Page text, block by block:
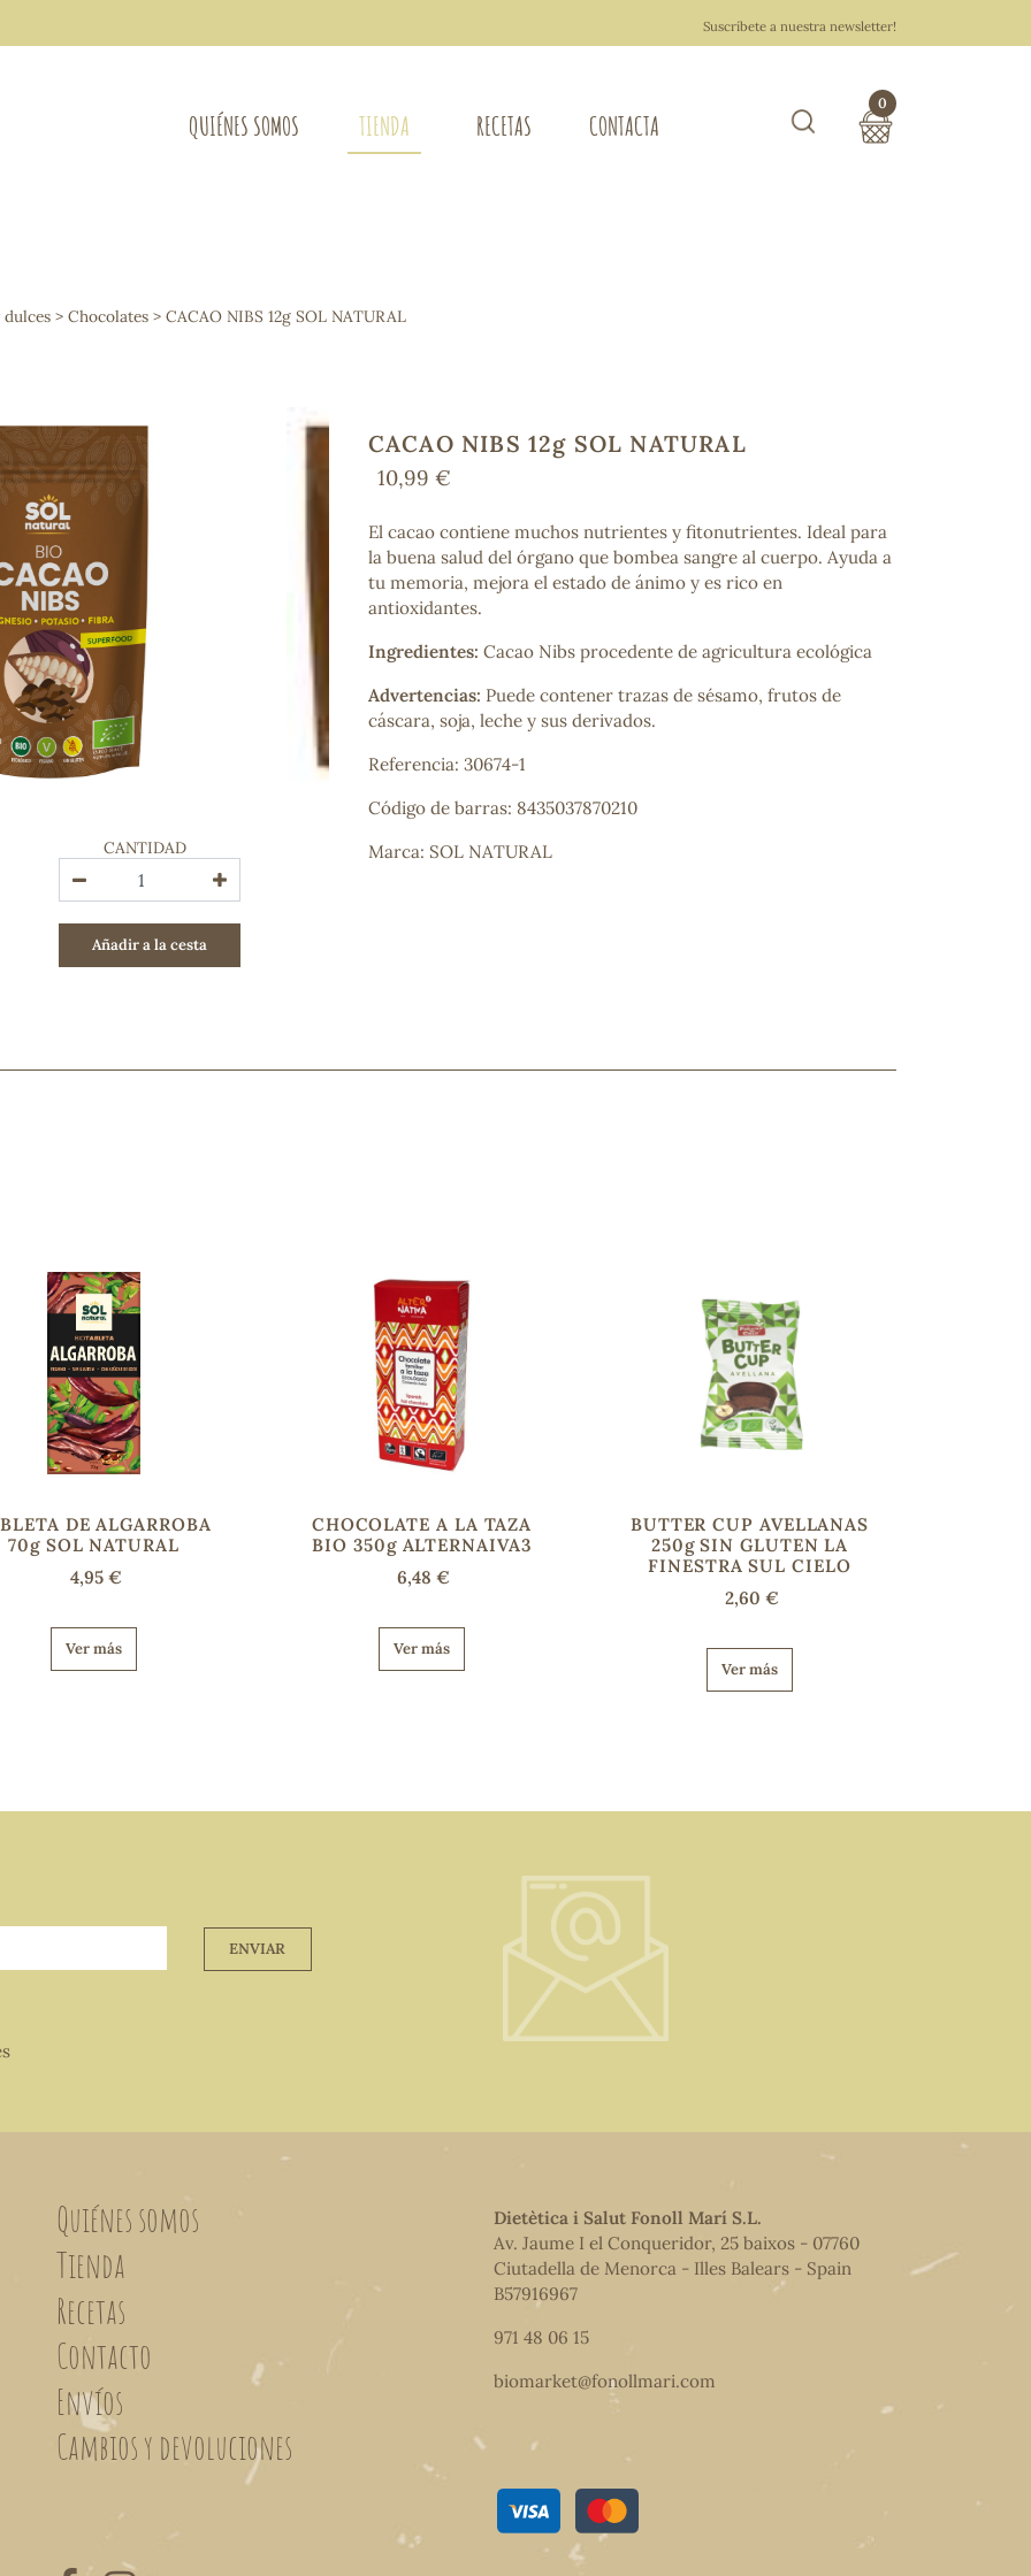
Suscríbete a nuestra newsletter!
QUIÉNES SOMOS TIENDA
Osteo-articular
Mujer
Control de peso
Extracto de plantas
Ácidos Grasos
Depurativos
Bienestar emocional
Jalea Real
Memoria
Hierro
Deporte
Digestivos
Circulatorio, colesterol y glucosa
Superalimentos
Proteína
Energía
Antioxidantes
COSMÉTICA E HIGIENE PERSONAL
Cremas, lociones y aceites corporales
Hombre
Higiene personal
Labiales
Higiene íntima
¿No encuentras tu producto?
contáctanos
y lo encontraremos
RECETAS CONTACTA
0
dulces > Chocolates > CACAO NIBS 12g SOL NATURAL
CANTIDAD
Añadir a la cesta
CACAO NIBS 12g SOL NATURAL
10,99 €
El cacao contiene muchos nutrientes y fitonutrientes. Ideal para
la buena salud del órgano que bombea sangre al cuerpo. Ayuda a
tu memoria, mejora el estado de ánimo y es rico en
antioxidantes.
Ingredientes: Cacao Nibs procedente de agricultura ecológica
Advertencias: Puede contener trazas de sésamo, frutos de
cáscara, soja, leche y sus derivados.
Referencia: 30674-1
Código de barras: 8435037870210
Marca: SOL NATURAL
DE ALGARROBA
70g SOL NATURAL
4,95 €
Ver más
CHOCOLATE A LA TAZA
BIO 350g ALTERNAIVA3
6,48 €
Ver más
BUTTER CUP AVELLANAS
250g SIN GLUTEN LA
FINESTRA SUL CIELO
2,60 €
Ver más
ENVIAR
Quiénes somos
Tienda
Recetas
Contacto
Envíos
Cambios y devoluciones
Dietètica i Salut Fonoll Marí S.L.
Av. Jaume I el Conqueridor, 25 baixos - 07760
Ciutadella de Menorca - Illes Balears - Spain
B57916967
971 48 06 15
biomarket@fonollmari.com